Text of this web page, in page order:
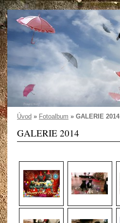
Úvod » Fotoalbum » GALERIE 2014
GALERIE 2014